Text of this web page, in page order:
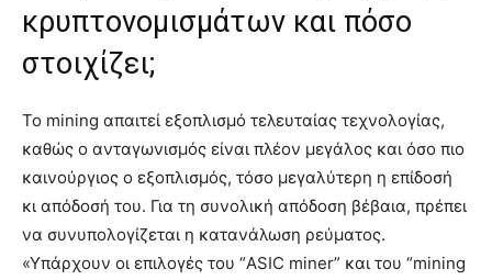
κρυπτονομισμάτων και πόσο
στοιχίζει;
Το mining απαιτεί εξοπλισμό τελευταίας τεχνολογίας,
καθώς ο ανταγωνισμός είναι πλέον μεγάλος και όσο πιο
καινούργιος ο εξοπλισμός, τόσο μεγαλύτερη η επίδοσή
κι απόδοσή του. Για τη συνολική απόδοση βέβαια, πρέπει
να συνυπολογίζεται η κατανάλωση ρεύματος.
«Υπάρχουν οι επιλογές του “ASIC miner” και του “mining